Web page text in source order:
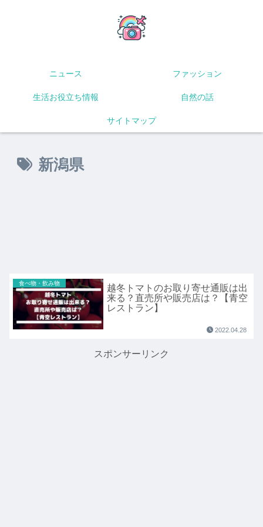
ニュース ファッション
生活お役立ち情報 自然の話
サイトマップ
新潟県
食べ物・飲み物
越冬トマトのお取り寄せ通販は出
来る？直売所や販売店は？【青空
レストラン】
2022.04.28
スポンサーリンク